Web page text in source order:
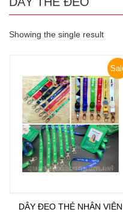
Showing the single result
DÂY ĐEO THẺ NHÂN VIÊN